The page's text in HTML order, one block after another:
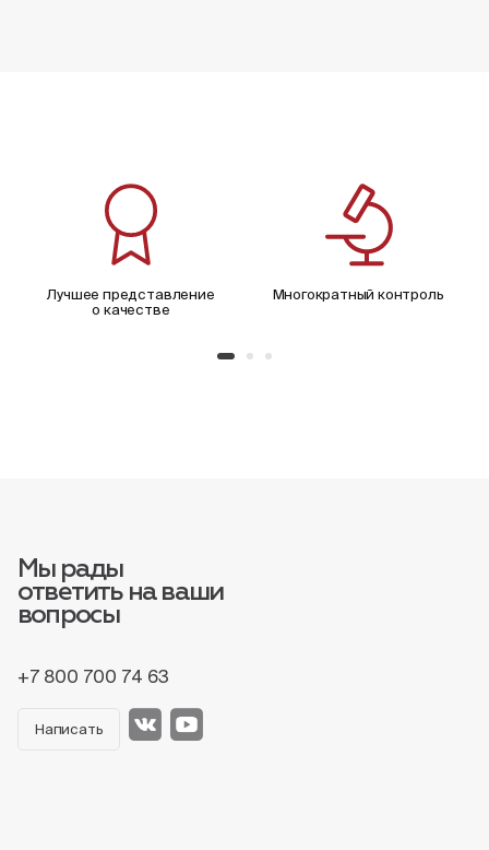
Лучшее представление
о качестве
Многократный контроль
Мы рады
ответить на ваши
вопросы
+7 800 700 74 63
Написать